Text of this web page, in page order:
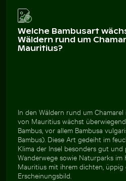
Welche Bambusart
Wäldern rund um
Mauritius?
In den Wäldern rund um Chamarel
von Mauritius wächst
Bambus, vor allem Bambusa
Bambus). Diese Art gedeiht im
Klima der Insel besonders gut und
Wanderwege sowie Naturparks im
Mauritius mit ihrem dichten, üppig
Erscheinungsbild.